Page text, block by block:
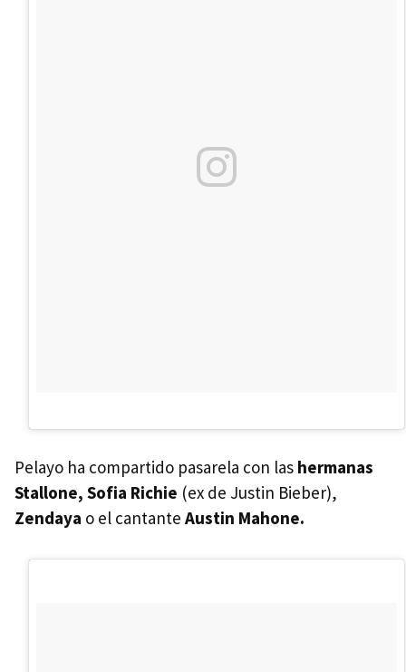
Pelayo ha compartido pasarela con las hermanas
Stallone, Sofia Richie (ex de Justin Bieber),
Zendaya o el cantante Austin Mahone.